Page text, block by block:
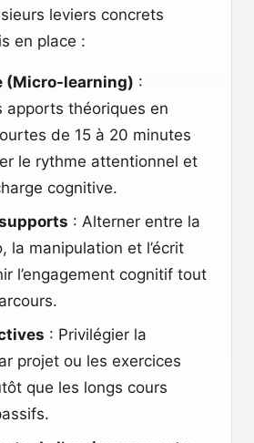
leviers concrets
en place :
(Micro-learning) :
apports théoriques en
de 15 à 20 minutes
le rythme attentionnel et
cognitive.
: Alterner entre la
la manipulation et l’écrit
l’engagement cognitif tout
: Privilégier la
projet ou les exercices
que les longs cours